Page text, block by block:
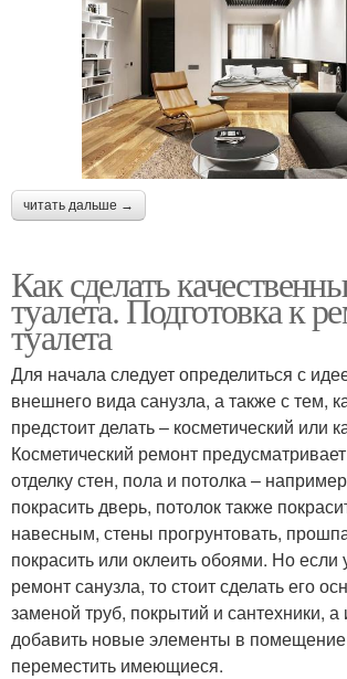
читать дальше →
Как сделать
туалета. Подготовка к
туалета
Для начала следует определиться с
внешнего вида санузла, а также с тем,
предстоит делать – косметический или
Косметический ремонт
отделку стен, пола и потолка –
покрасить дверь, потолок также
навесным, стены прогрунтовать,
покрасить или оклеить обоями. Но если
ремонт санузла, то стоит сделать его
заменой труб, покрытий и сантехники,
добавить новые элементы в
переместить имеющиеся.